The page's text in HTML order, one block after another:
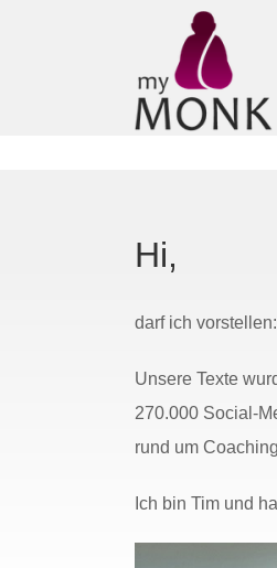
Hi,
darf ich
Unsere Texte
270.000 Social-
rund um
Ich bin Tim und